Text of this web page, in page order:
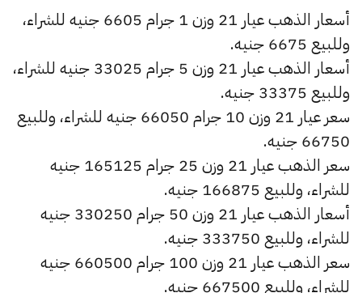
أسعار الذهب عيار 21 وزن 1 جرام 6605 جنيه للشراء،
وللبيع 6675 جنيه.
أسعار الذهب عيار 21 وزن 5 جرام 33025 جنيه للشراء،
وللبيع 33375 جنيه.
سعر عيار 21 وزن 10 جرام 66050 جنيه للشراء، وللبيع
66750 جنيه.
سعر الذهب عيار 21 وزن 25 جرام 165125 جنيه
للشراء، وللبيع 166875 جنيه.
أسعار الذهب عيار 21 وزن 50 جرام 330250 جنيه
للشراء، وللبيع 333750 جنيه.
سعر الذهب عيار 21 وزن 100 جرام 660500 جنيه
للشراء، وللبيع 667500 جنيه.